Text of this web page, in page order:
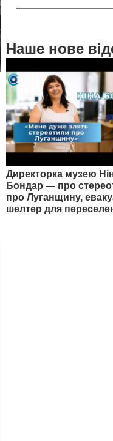
Наше нове
Директорка музею
Бондар — про
про Луганщину,
шелтер для